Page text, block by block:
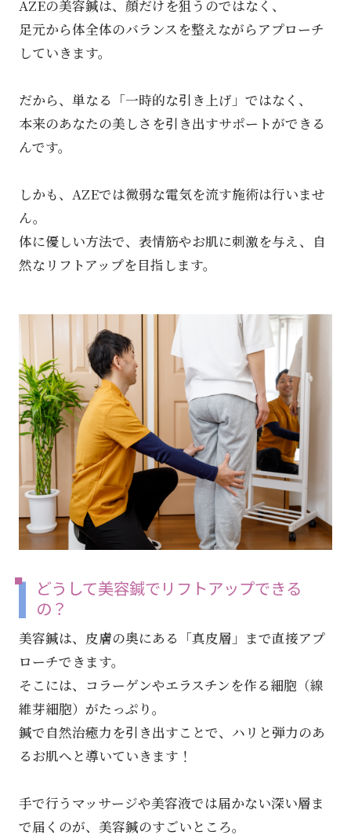
AZEの美容鍼は、顔だけを狙うのではなく、
足元から体全体のバランスを整えながらアプローチ
していきます。
だから、単なる「一時的な引き上げ」ではなく、
本来のあなたの美しさを引き出すサポートができる
んです。
しかも、AZEでは微弱な電気を流す施術は行いませ
ん。
体に優しい方法で、表情筋やお肌に刺激を与え、自
然なリフトアップを目指します。
どうして美容鍼でリフトアップできる
の？
美容鍼は、皮膚の奥にある「真皮層」まで直接アプ
ローチできます。
そこには、コラーゲンやエラスチンを作る細胞（線
維芽細胞）がたっぷり。
鍼で自然治癒力を引き出すことで、ハリと弾力のあ
るお肌へと導いていきます！
手で行うマッサージや美容液では届かない深い層ま
で届くのが、美容鍼のすごいところ。